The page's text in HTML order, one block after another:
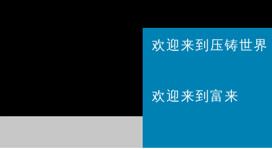
欢迎来到压铸世界
欢迎来到富来